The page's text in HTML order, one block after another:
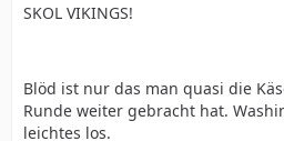
SKOL VIKINGS!
Blöd ist nur das man quasi die
Runde weiter gebracht hat.
leichtes los.